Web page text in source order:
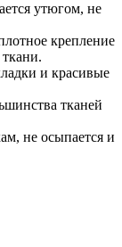
утюгом, не
крепление
и красивые
тканей
не осыпается и